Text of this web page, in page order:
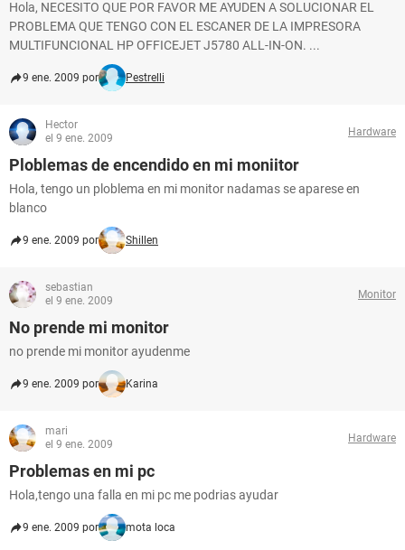
Hola, NECESITO QUE POR FAVOR ME AYUDEN A SOLUCIONAR EL
PROBLEMA QUE TENGO CON EL ESCANER DE LA IMPRESORA
MULTIFUNCIONAL HP OFFICEJET J5780 ALL-IN-ON. ...
9 ene. 2009 por Pestrelli
Hector
el 9 ene. 2009
Hardware
Ploblemas de encendido en mi moniitor
Hola, tengo un ploblema en mi monitor nadamas se aparese en
blanco
9 ene. 2009 por Shillen
sebastian
el 9 ene. 2009
Monitor
No prende mi monitor
no prende mi monitor ayudenme
9 ene. 2009 por Karina
mari
el 9 ene. 2009
Hardware
Problemas en mi pc
Hola,tengo una falla en mi pc me podrias ayudar
9 ene. 2009 por mota loca